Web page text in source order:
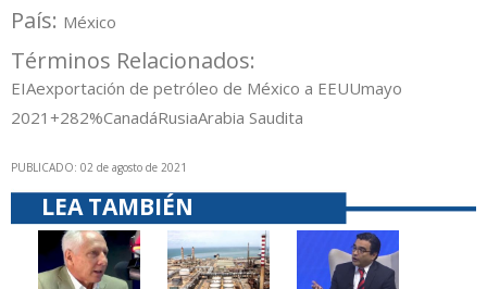
País: México
Términos Relacionados:
EIAexportación de petróleo de México a EEUUmayo
2021 +282%CanadáRusiaArabia Saudita
PUBLICADO: 02 de agosto de 2021
LEA TAMBIÉN